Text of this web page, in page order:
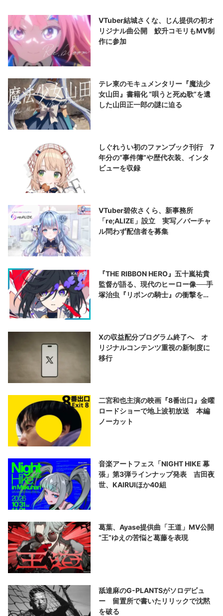
VTuber結城さくな、じん提供の初オ
リジナル曲公開 鮫升コモリもMV制
作に参加
テレ東のモキュメンタリー『魔法少
女山田』書籍化 “唄うと死ぬ歌”を遺
した山田正一郎の謎に迫る
しぐれうい初のファンブック刊行 7
年分の“事件簿”や歴代衣装、インタ
ビューを収録
VTuber碧依さくら、新事務所
「re;ALIZE」設立 実写／バーチャ
ル問わず配信者を募集
『THE RIBBON HERO』五十嵐祐貴
監督が語る、現代のヒーロー像──手
塚治虫『リボンの騎士』の衝撃を再
Xの収益配分プログラム終了へ オ
リジナルコンテンツ重視の新制度に
移行
二宮和也主演の映画『8番出口』金曜
ロードショーで地上波初放送 本編
ノーカット
音楽アートフェス「NIGHT HIKE 幕
張」第3弾ラインナップ発表 吉田夜
世、KAIRUIほか40組
葛葉、Ayase提供曲「王道」MV公開
“王”ゆえの苦悩と葛藤を表現
舐達麻のG-PLANTSがソロデビュ
ー 留置所で書いたリリックで沈黙
を破る